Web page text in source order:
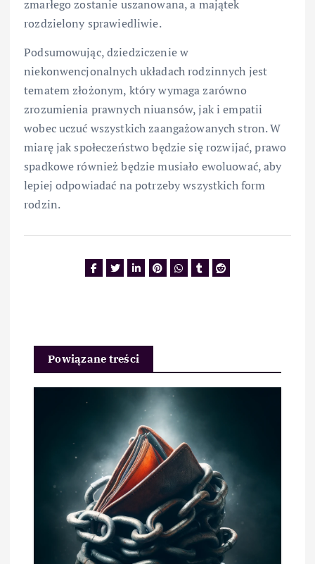
zmarłego zostanie uszanowana, a majątek
rozdzielony sprawiedliwie.
Podsumowując, dziedziczenie w
niekonwencjonalnych układach rodzinnych jest
tematem złożonym, który wymaga zarówno
zrozumienia prawnych niuansów, jak i empatii
wobec uczuć wszystkich zaangażowanych stron. W
miarę jak społeczeństwo będzie się rozwijać, prawo
spadkowe również będzie musiało ewoluować, aby
lepiej odpowiadać na potrzeby wszystkich form
rodzin.
Powiązane treści